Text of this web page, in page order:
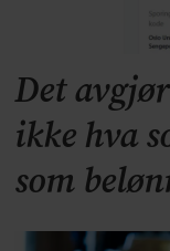
Det
ikke hva
som